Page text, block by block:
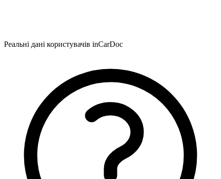
Реальні дані користувачів inCarDoc